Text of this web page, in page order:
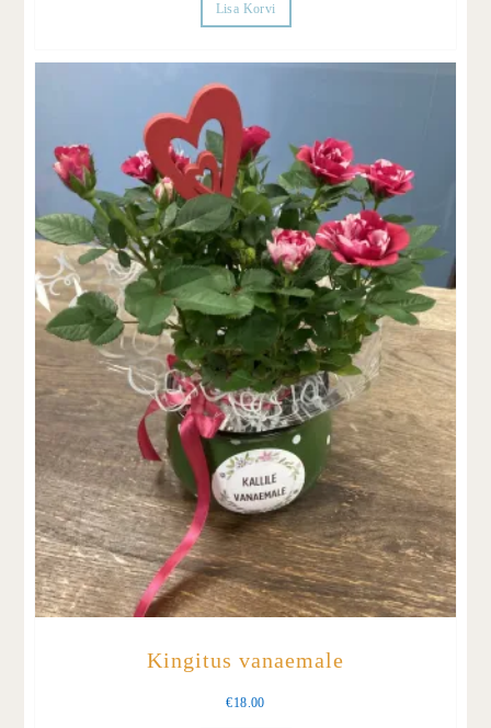
Lisa Korvi
Kingitus vanaemale
€18.00